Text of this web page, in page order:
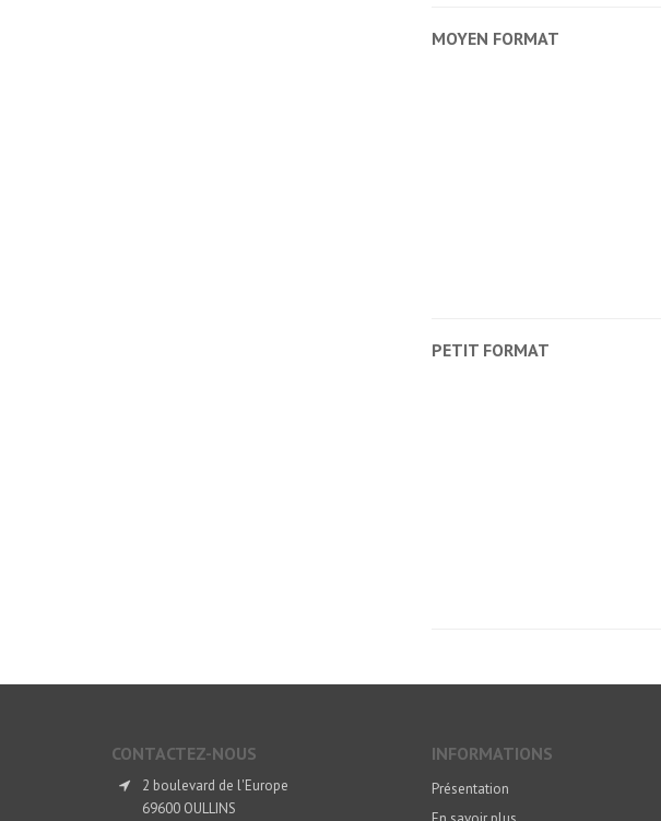
MOYEN FORMAT
PETIT FORMAT
CONTACTEZ-NOUS
2 boulevard de l'Europe
69600 OULLINS
INFORMATIONS
Présentation